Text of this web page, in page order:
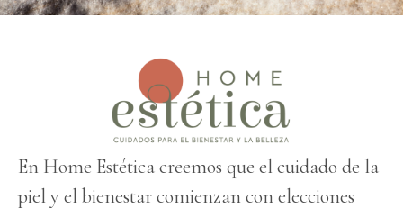
En Home Estética creemos que el cuidado de la
piel y el bienestar comienzan con elecciones